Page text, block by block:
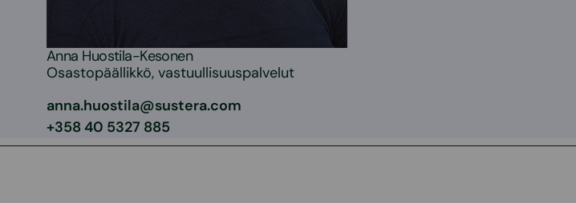
Anna Huostila-Kesonen
Osastopäällikkö, vastuullisuuspalvelut
anna.huostila@sustera.com
+358 40 5327 885